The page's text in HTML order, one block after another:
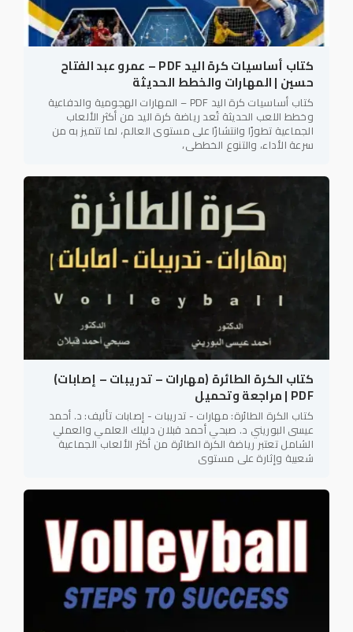
كتاب أساسيات كرة اليد PDF – عمرو عبد الفتاح
حسين | المهارات والخطط الحديثة
كتاب أساسيات كرة اليد PDF – المهارات الهجومية والدفاعية
وخطط اللعب الحديثة تُعد رياضة كرة اليد من أكثر الألعاب
الجماعية تطورًا وانتشارًا على مستوى العالم، لما تتميز به من
سرعة الأداء، والتنوع الخططي،
كتاب الكرة الطائرة (مهارات – تدريبات – إصابات)
PDF | مراجعة وتحميل
كتاب الكرة الطائرة: مهارات - تدريبات - إصابات تأليف: د. أحمد
عيسى البوريني د. صبحي أحمد قبلان دليلك العلمي والعملي
الشامل تعتبر رياضة الكرة الطائرة من أكثر الألعاب الجماعية
شعبية وإثارة على مستوى